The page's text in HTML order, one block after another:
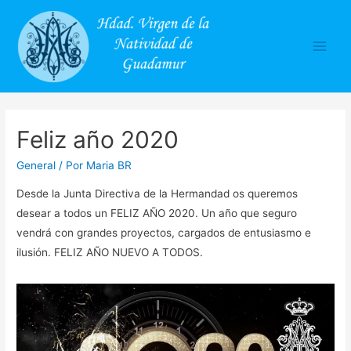
Feliz año 2020
General / Por Maria BR
Desde la Junta Directiva de la Hermandad os queremos
desear a todos un FELIZ AÑO 2020. Un año que seguro
vendrá con grandes proyectos, cargados de entusiasmo e
ilusión. FELIZ AÑO NUEVO A TODOS.